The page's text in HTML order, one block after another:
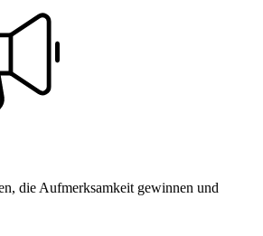
die Aufmerksamkeit gewinnen und